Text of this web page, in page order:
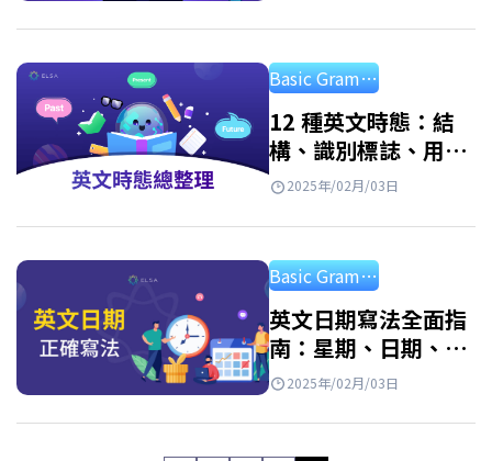
Basic Grammar
12 種英文時態：結
構、識別標誌、用
法、記憶技巧與應用
2025年/02月/03日
Basic Grammar
英文日期寫法全面指
南：星期、日期、月
份、年份以及正確結
2025年/02月/03日